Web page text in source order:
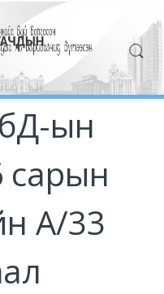
ын
сарын
А/33